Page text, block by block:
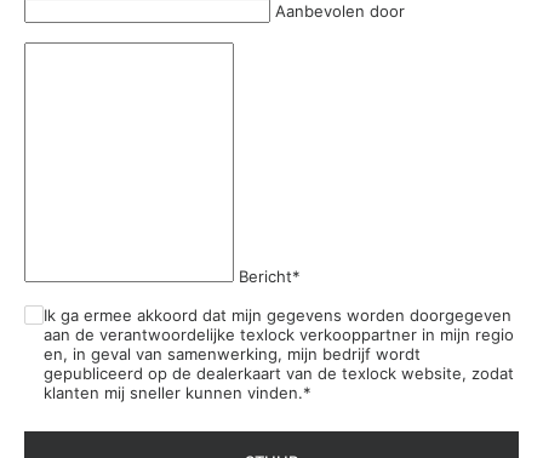
Aanbevolen door
Bericht*
Ik ga ermee akkoord dat mijn gegevens worden doorgegeven
aan de verantwoordelijke texlock verkooppartner in mijn regio
en, in geval van samenwerking, mijn bedrijf wordt
gepubliceerd op de dealerkaart van de texlock website, zodat
klanten mij sneller kunnen vinden.*